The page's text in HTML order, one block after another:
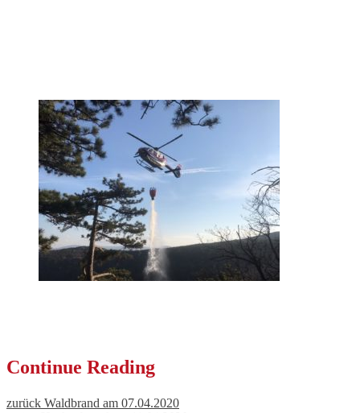
Continue Reading
zurück Waldbrand am 07.04.2020